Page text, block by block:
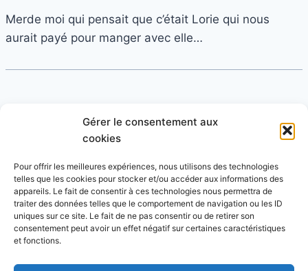
Gérer le consentement aux
cookies
Pour offrir les meilleures expériences, nous utilisons des technologies
telles que les cookies pour stocker et/ou accéder aux informations des
appareils. Le fait de consentir à ces technologies nous permettra de
traiter des données telles que le comportement de navigation ou les ID
uniques sur ce site. Le fait de ne pas consentir ou de retirer son
consentement peut avoir un effet négatif sur certaines caractéristiques
et fonctions.
Merde moi qui pensait que c’était Lorie qui nous
aurait payé pour manger avec elle…
21 mars 2006 à 15 h 06 min
Et les joueurs du stade français, ceux du calendrier,
on peut se les offrir?